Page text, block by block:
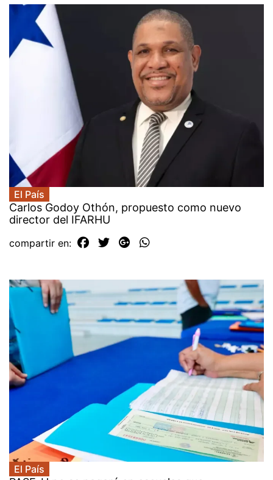
El País
Carlos Godoy Othón, propuesto como nuevo
director del IFARHU
compartir en:
El País